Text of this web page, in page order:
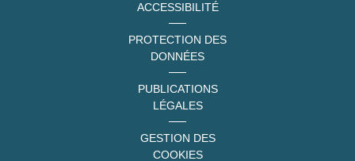
ACCESSIBILITÉ
PROTECTION DES
DONNÉES
PUBLICATIONS
LÉGALES
GESTION DES
COOKIES